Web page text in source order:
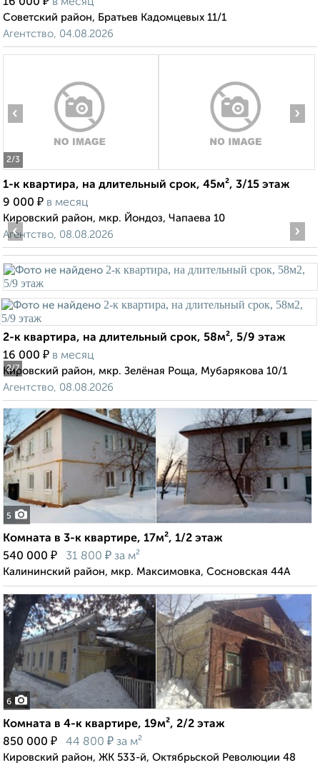
16 000 в месяц
Советский район, Братьев Кадомцевых 11/1
Агентство, 04.08.2026
2/3
‹ ›
1-к квартира, на длительный срок, 45м², 3/15 этаж
9 000 ₽ в месяц
Кировский район, мкр. Йондоз, Чапаева 10
Агентство, 08.08.2026
2/7
‹ ›
2-к квартира, на длительный срок, 58м², 5/9 этаж
16 000 ₽ в месяц
Кировский район, мкр. Зелёная Роща, Мубарякова 10/1
Агентство, 08.08.2026
5
Комната в 3-к квартире, 17м², 1/2 этаж
540 000 ₽ 31 800 ₽ за м²
Калининский район, мкр. Максимовка, Сосновская 44А
6
Комната в 4-к квартире, 19м², 2/2 этаж
850 000 ₽ 44 800 ₽ за м²
Кировский район, ЖК 533-й, Октябрьской Революции 48